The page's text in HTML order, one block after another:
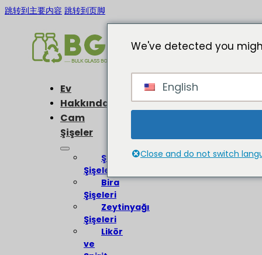
跳转到主要内容 跳转到页脚
Ev
Hakkında
Cam
Şişeler
Şarap
Şişeleri
Bira
Şişeleri
Zeytinyağı
Şişeleri
Likör
ve
We've detected you
English
Close and do not switch